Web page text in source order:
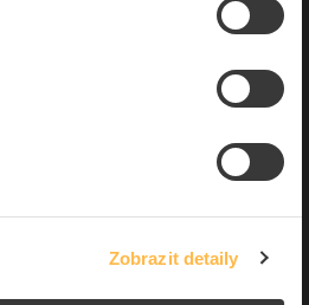
Zobrazit detaily